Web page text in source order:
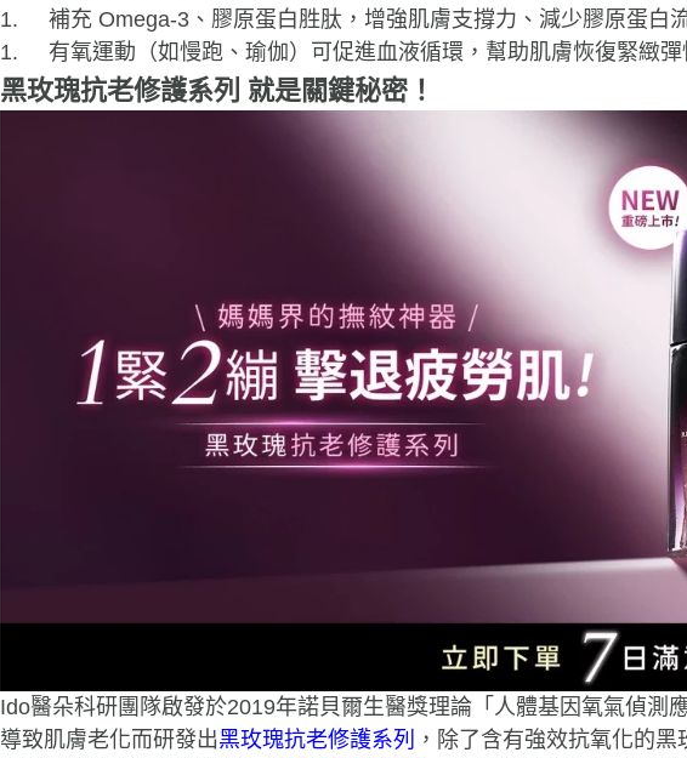
1. 補充 Omega-3、膠原蛋白胜肽，增強肌膚支撐力、減少膠原蛋白
1. 有氧運動（如慢跑、瑜伽）可促進血液循環，幫助肌膚恢復緊緻彈
黑玫瑰抗老修護系列 就是關鍵秘密！
Ido醫朵科研團隊啟發於2019年諾貝爾生醫獎理論「人體基因氧氣偵測
導致肌膚老化而研發出黑玫瑰抗老修護系列
，除了含有強效抗氧化的